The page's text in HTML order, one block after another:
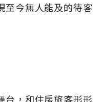
至今無人能及的待客
台，和住房旅客形形